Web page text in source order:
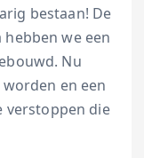
bestaan! De
we een
Nu
en een
verstoppen die